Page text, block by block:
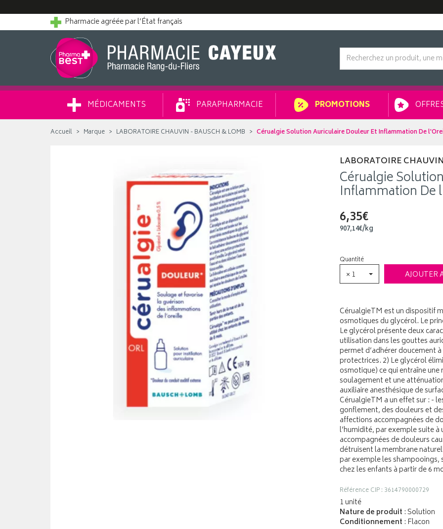
Pharmacie agréée par l’État français
MÉDICAMENTS PARAPHARMACIE PROMOTIONS
Accueil Marque LABORATOIRE CHAUVIN - BAUSCH & LOMB Cérualgie Solution Auriculaire Douleur Et Inflammation De
LABORATOIRE
Cérualgie
Inflammation De
6,35€
907,14€/kg
Quantité
× 1 AJOUTER
CérualgieTM est un dispositif
osmotiques du glycérol. Le
Le glycérol présente deux
utilisation dans les gouttes
permet d’adhérer doucement
protectrices. 2) Le glycérol
osmotique) ce qui entraîne
soulagement et une
auxiliaire anesthésique de
CérualgieTM a un effet sur : -
gonflement, des douleurs et
affections accompagnées de
l’humidité, par exemple suite
accompagnées de douleurs
détruisent la membrane
par exemple les
chez les enfants à partir de 6
Référence CIP : 3614790000729
1 unité
Nature de produit : Solution
Conditionnement : Flacon